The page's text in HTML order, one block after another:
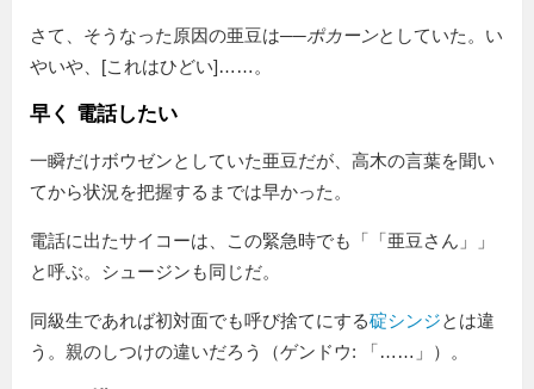
さて、そうなった原因の亜豆は──ポカーンとしていた。い
やいや、[これはひどい]……。
早く 電話したい
一瞬だけボウゼンとしていた亜豆だが、高木の言葉を聞い
てから状況を把握するまでは早かった。
電話に出たサイコーは、この緊急時でも「 亜豆さん
」
と呼ぶ。シュージンも同じだ。
同級生であれば初対面でも呼び捨てにする碇シンジとは違
う。親のしつけの違いだろう（ゲンドウ: 「……」）。